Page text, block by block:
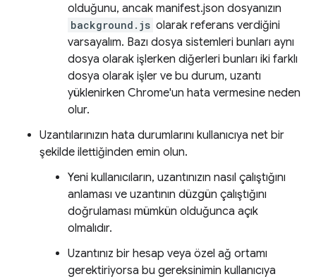
olduğunu, ancak manifest.json dosyanızın
background.js olarak referans verdiğini
varsayalım. Bazı dosya sistemleri bunları aynı
dosya olarak işlerken diğerleri bunları iki farklı
dosya olarak işler ve bu durum, uzantı
yüklenirken Chrome'un hata vermesine neden
olur.
Uzantılarınızın hata durumlarını kullanıcıya net bir
şekilde ilettiğinden emin olun.
Yeni kullanıcıların, uzantınızın nasıl çalıştığını
anlaması ve uzantının düzgün çalıştığını
doğrulaması mümkün olduğunca açık
olmalıdır.
Uzantınız bir hesap veya özel ağ ortamı
gerektiriyorsa bu gereksinimin kullanıcıya